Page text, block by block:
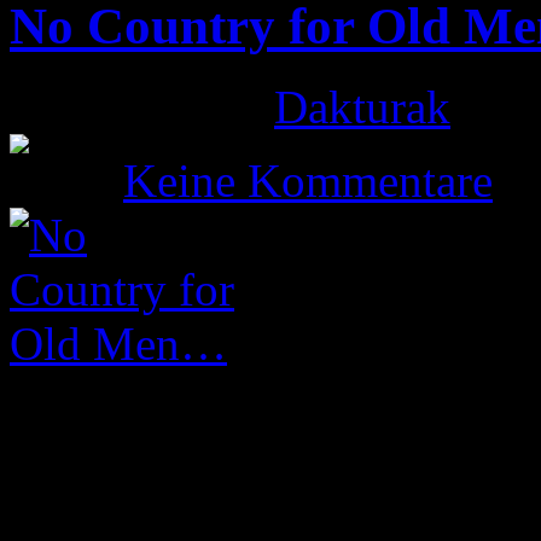
No Country for Old
Dakturak
Keine Kommentare